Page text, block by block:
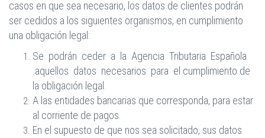
casos en que sea necesario, los datos de clientes podrán
ser cedidos a los siguientes organismos, en cumplimiento
una obligación legal:
Se podrán ceder a la Agencia Tributaria Española
aquellos datos necesarios para el cumplimiento de
la obligación legal.
A las entidades bancarias que corresponda, para estar
al corriente de pagos.
En el supuesto de que nos sea solicitado, sus datos